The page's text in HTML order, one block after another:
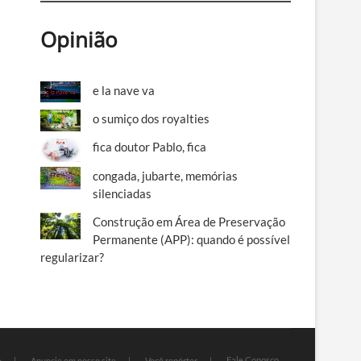
Opinião
e la nave va
o sumiço dos royalties
fica doutor Pablo, fica
congada, jubarte, memórias
silenciadas
Construção em Área de Preservação
Permanente (APP): quando é possível
regularizar?